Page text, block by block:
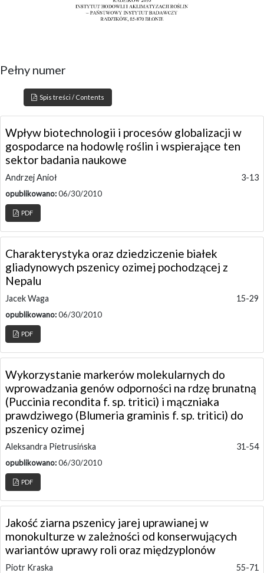
Pełny numer
Spis treści / Contents
Wpływ biotechnologii i procesów globalizacji w
gospodarce na hodowlę roślin i wspierające ten
sektor badania naukowe
Andrzej Anioł 3-13
opublikowano:06/30/2010
PDF
Charakterystyka oraz dziedziczenie białek
gliadynowych pszenicy ozimej pochodzącej z
Nepalu
Jacek Waga 15-29
opublikowano:06/30/2010
PDF
Wykorzystanie markerów molekularnych do
wprowadzania genów odporności na rdzę brunatną
(Puccinia recondita f. sp. tritici) i mączniaka
prawdziwego (Blumeria graminis f. sp. tritici) do
pszenicy ozimej
Aleksandra Pietrusińska 31-54
opublikowano:06/30/2010
PDF
Jakość ziarna pszenicy jarej uprawianej w
monokulturze w zależności od konserwujących
wariantów uprawy roli oraz międzyplonów
Piotr Kraska 55-71